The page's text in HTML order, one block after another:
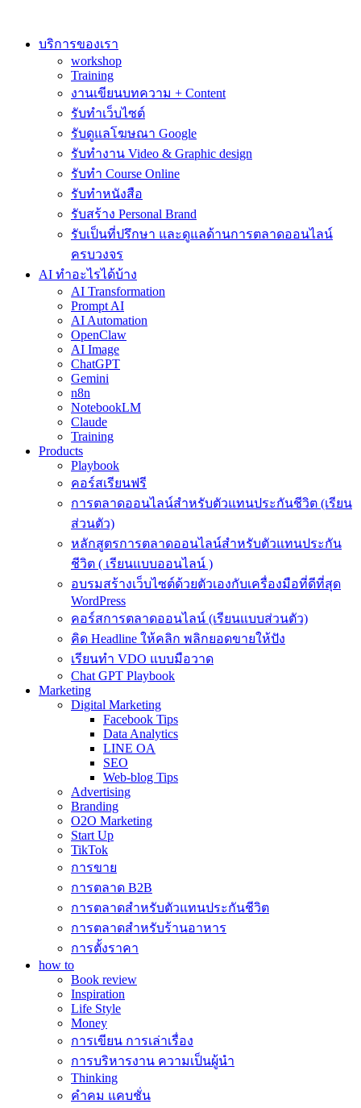
contentบริการของเรา
workshop
Training
งานเขียนบทความ + Content
รับทำเว็บไซต์
รับดูแลโฆษณา Google
รับทำงาน Video & Graphic design
รับทำ Course Online
รับทำหนังสือ
รับสร้าง Personal Brand
รับเป็นที่ปรึกษา และดูแลด้านการตลาดออนไลน์
ครบวงจร
AI ทำอะไรได้บ้าง
AI Transformation
Prompt AI
AI Automation
OpenClaw
AI Image
ChatGPT
Gemini
n8n
NotebookLM
Claude
Training
Products
Playbook
คอร์สเรียนฟรี
การตลาดออนไลน์สำหรับตัวแทนประกันชีวิต (เรียน
ส่วนตัว)
หลักสูตรการตลาดออนไลน์สำหรับตัวแทนประกัน
ชีวิต ( เรียนแบบออนไลน์ )
อบรมสร้างเว็บไซต์ด้วยตัวเองกับเครื่องมือที่ดีที่สุด
WordPress
คอร์สการตลาดออนไลน์ (เรียนแบบส่วนตัว)
คิด Headline ให้คลิก พลิกยอดขายให้ปัง
เรียนทำ VDO แบบมือวาด
Chat GPT Playbook
Marketing
Digital Marketing
Facebook Tips
Data Analytics
LINE OA
SEO
Web-blog Tips
Advertising
Branding
O2O Marketing
Start Up
TikTok
การขาย
การตลาด B2B
การตลาดสำหรับตัวแทนประกันชีวิต
การตลาดสำหรับร้านอาหาร
การตั้งราคา
how to
Book review
Inspiration
Life Style
Money
การเขียน การเล่าเรื่อง
การบริหารงาน ความเป็นผู้นำ
Thinking
คำคม แคบชั่น